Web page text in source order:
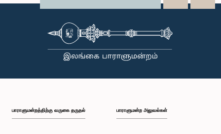
பாராளுமன்றத்திற்கு வருகை தருதல் பாராளுமன்ற அலுவல்கள்